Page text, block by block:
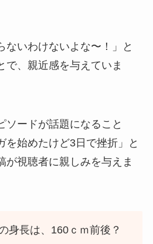
ないわけないよな〜！」と
で、親近感を与えていま
ソードが話題になること
を始めたけど3日で挫折」と
が視聴者に親しみを与えま
身長は、160ｃｍ前後？